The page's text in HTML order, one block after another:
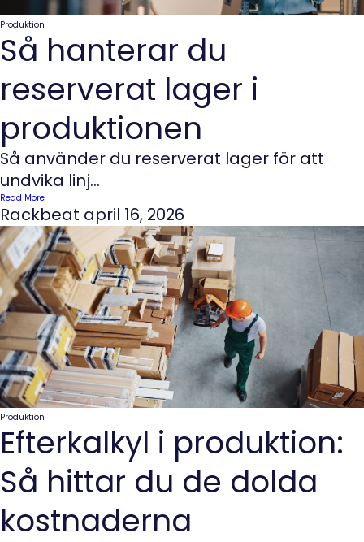
Produktion
Så hanterar du
reserverat lager i
produktionen
Så använder du reserverat lager för att
undvika linj...
Read More
Rackbeat april 16, 2026
Produktion
Efterkalkyl i produktion:
Så hittar du de dolda
kostnaderna